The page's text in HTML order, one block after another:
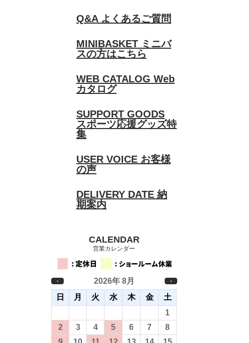
Q&A よくあるご質問
MINIBASKET ミニバ
スの方はこちら
WEB CATALOG Web
カタログ
SUPPORT GOODS
スポーツ応援グッズ特
集
USER VOICE お客様
の声
DELIVERY DATE 納
期案内
CALENDAR
営業カレンダー
‹ 2026年 8月 ›
日 月 火 水 木 金
土
1
2
3 4 5 6 7
8